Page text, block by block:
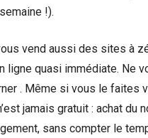
!).
vend aussi des sites à
ligne quasi immédiate. Ne
. Même si vous le faites
jamais gratuit : achat du
sans compter le